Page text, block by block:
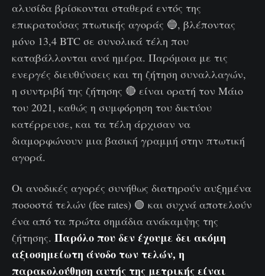
αλυσίδα βρίσκονται σταθερά εντός της
επικρατούσας πτωτικής αγοράς 🔵, βλέποντας
μόνο 13,4 BTC σε συνολικά τέλη που
καταβάλλονται ανά ημέρα. Παρόμοια με τις
ενεργές διευθύνσεις και τη ζήτηση συναλλαγών,
η συντριβή της ζήτησης 🔴 είναι ορατή τον Μάιο
του 2021, καθώς η συμφόρηση του δικτύου
κατέρρευσε, και τα τέλη άρχισαν να
διαμορφώνουν μια βασική γραμμή στην πτωτική
αγορά.
Οι ανοδικές αγορές συνήθως διατηρούν αυξημένα
ποσοστά τελών (fee rates) 🟢 και συχνά αποτελούν
ένα από τα πρώτα σημάδια ανάκαμψης της
ζήτησης. Παρόλο που δεν έχουμε δει ακόμη
αξιοσημείωτη άνοδο των τελών, η
παρακολούθηση αυτής της μετρικής είναι